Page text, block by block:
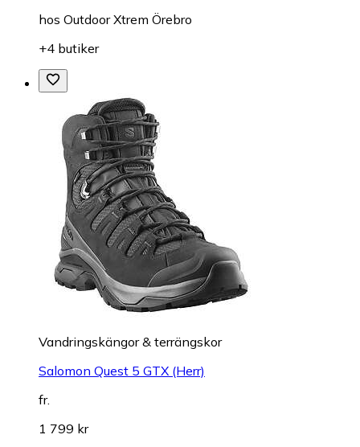
hos Outdoor Xtrem Örebro
+4 butiker
Vandringskängor & terrängskor
Salomon Quest 5 GTX (Herr)
fr.
1 799 kr